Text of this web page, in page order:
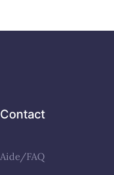
Contact
Aide/FAQ